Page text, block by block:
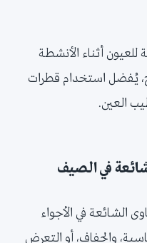
للعيون أثناء الأنشطة
يُفضل استخدام قطرات
العين.
في الصيف
الشائعة في الأجواء
والجفاف، أو التعرض